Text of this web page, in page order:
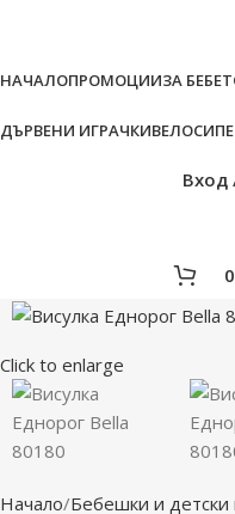
НАЧАЛОПРОМОЦИИЗА
ДЪРВЕНИ ИГРАЧКИ
Вход
Click to enlarge
Начало Бебешки и детски